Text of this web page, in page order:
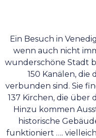
Ein Besuch in
wenn auch nicht
wunderschöne Stadt
150 Kanälen,
verbunden sind. Sie
137 Kirchen, die über
Hinzu kommen
historische
funktioniert ….